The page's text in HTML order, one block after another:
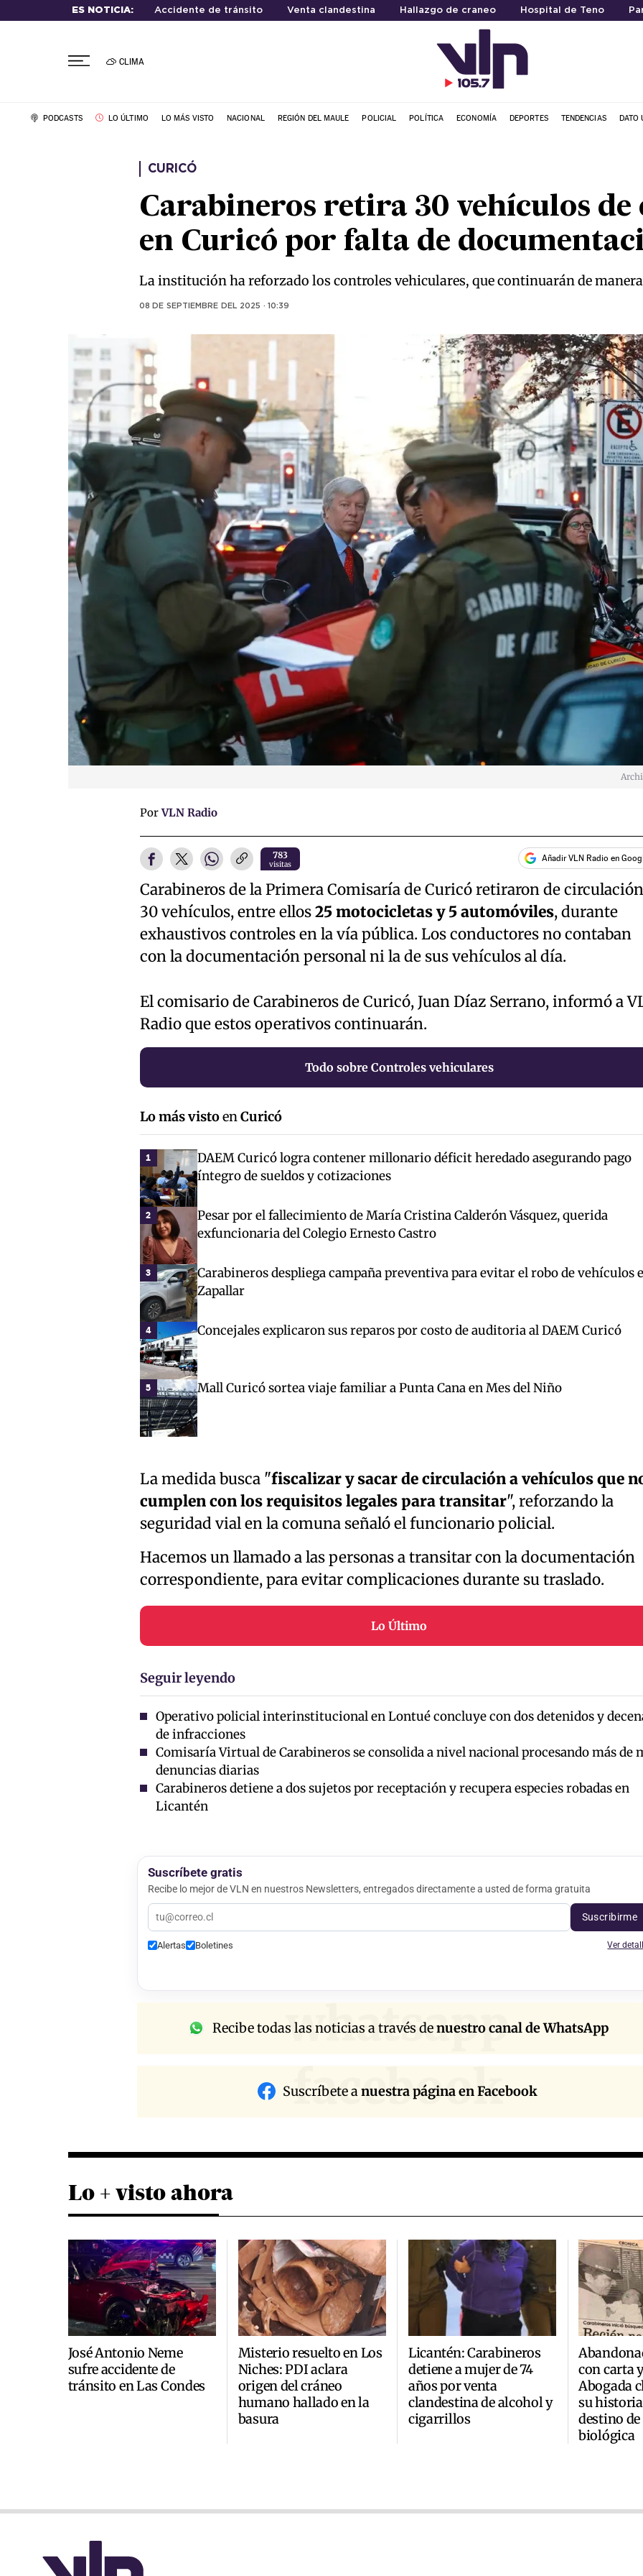
ES NOTICIA: Accidente de tránsito Venta clandestina Hallazgo de craneo Hospital de Teno
CLIMA
PODCASTS LO ÚLTIMO LO MÁS VISTO NACIONAL REGIÓN DEL MAULE POLICIAL POLÍTICA ECONOMÍA DEPORTES TENDENCIAS DATO
CURICÓ
Carabineros retira 30 vehículos
en Curicó por falta de
La institución ha reforzado los controles vehiculares, que continuarán de
08 DE SEPTIEMBRE DEL 2025 · 10:39
PorVLN Radio
783
visitas
Añadir VLN Radio en
Carabineros de la Primera Comisaría de Curicó retiraron de circulación
30 vehículos, entre ellos25 motocicletas y 5 automóviles, durante
exhaustivos controles en la vía pública. Los conductores no contaban
con la documentación personal ni la de sus vehículos al día.
El comisario de Carabineros de Curicó, Juan Díaz Serrano, informó a
Radio que estos operativos continuarán.
Todo sobre Controles vehiculares
Lo más vistoenCuricó
1
DAEM Curicó logra contener millonario déficit heredado asegurando pago
íntegro de sueldos y cotizaciones
2
Pesar por el fallecimiento de María Cristina Calderón Vásquez, querida
exfuncionaria del Colegio Ernesto Castro
3
Carabineros despliega campaña preventiva para evitar el robo de vehículos
Zapallar
4 Concejales explicaron sus reparos por costo de auditoria al DAEM Curicó
5 Mall Curicó sortea viaje familiar a Punta Cana en Mes del Niño
La medida busca "fiscalizar y sacar de circulación a vehículos que
cumplen con los requisitos legales para transitar", reforzando la
seguridad vial en la comuna señaló el funcionario policial.
Hacemos un llamado a las personas a transitar con la documentación
correspondiente, para evitar complicaciones durante su traslado.
Lo Último
Seguir leyendo
Operativo policial interinstitucional en Lontué concluye con dos detenidos y
de infracciones
Comisaría Virtual de Carabineros se consolida a nivel nacional procesando más de
denuncias diarias
Carabineros detiene a dos sujetos por receptación y recupera especies robadas en
Licantén
Suscríbete gratis
Recibe lo mejor de VLN en nuestros Newsletters, entregados directamente a usted de forma gratuita
Suscribirme
Alertas Boletines Ver
whatsapp
Recibe todas las noticias a través denuestro canal de WhatsApp
facebook
Suscríbete anuestra página en Facebook
Lo + visto ahora
José Antonio Neme
sufre accidente de
tránsito en Las Condes
Misterio resuelto en Los
Niches: PDI aclara
origen del cráneo
humano hallado en la
basura
Licantén: Carabineros
detiene a mujer de 74
años por venta
clandestina de alcohol y
cigarrillos
con carta
Abogada
su
destino
biológica